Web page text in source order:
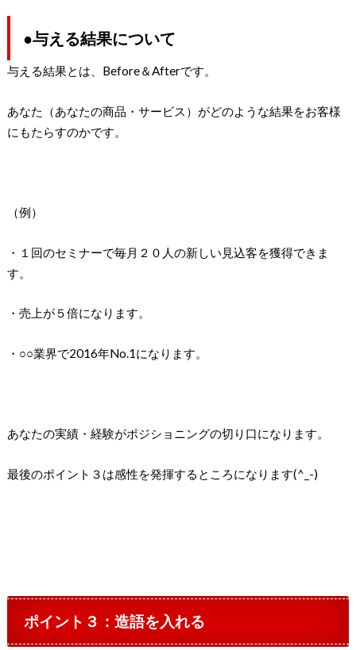
●与える結果について
与える結果とは、Before＆Afterです。
あなた（あなたの商品・サービス）がどのような結果をお客様
にもたらすのかです。
（例）
・１回のセミナーで毎月２０人の新しい見込客を獲得できま
す。
・売上が５倍になります。
・○○業界で2016年No.1になります。
あなたの実績・経験がポジショニングの切り口になります。
最後のポイント３は感性を発揮するところになります(^_-)
ポイント３：造語を入れる